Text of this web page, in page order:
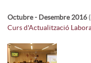
Octubre - Desembre 2016
Curs d'Actualització